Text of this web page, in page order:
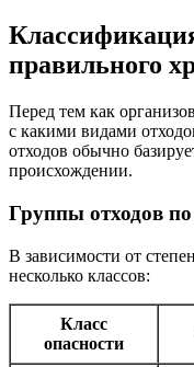
правильного
Перед тем как
с какими видами
отходов обычно
происхождении.
Группы отходов
В зависимости от
несколько классов:
Класс
опасности